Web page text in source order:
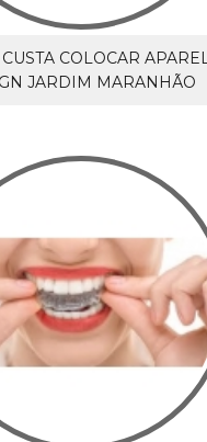
COLOCAR
JARDIM MARANHÃO